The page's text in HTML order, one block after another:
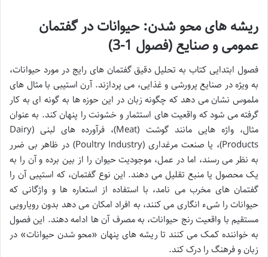
ریشه های محو شدن: حیوانات در گفتمان
عمومی و صنایع (فصول 1-3)
فصول ابتدایی کتاب به تحلیل دقیق گفتمان های رایج در مورد حیوانات،
به ویژه در صنایع پرورشی و غذایی، می پردازند. آرن استیبی با مثال های
ملموس نشان می دهد که چگونه زبان در این حوزه ها به گونه ای به کار
گرفته می شود که واقعیت های استثمار و خشونت را پنهان کند. به عنوان
مثال، واژه هایی مانند گوشت (Meat)، فرآورده های لبنی (Dairy
Products)، یا صنعت مرغداری (Poultry Industry) در ظاهر بی ضرر
به نظر می رسند، اما در عمل، موجودیت حیوان را از بین برده و آن را به
یک محصول یا منبع تقلیل می دهند. این نوع گفتمان، که استیبی آن را
گفتمان های مخرب می نامد، با استفاده از استعاره ها و واژگانی که
حیوانات را شیء انگاری می کنند، به افراد امکان می دهد بدون رویارویی
مستقیم با واقعیت رنج حیوانات، به مصرف آن ها ادامه دهند. این فصول
به خواننده کمک می کنند تا ریشه های پنهان «محو شدن حیوانات» در
زبان و فرهنگ را درک کند.